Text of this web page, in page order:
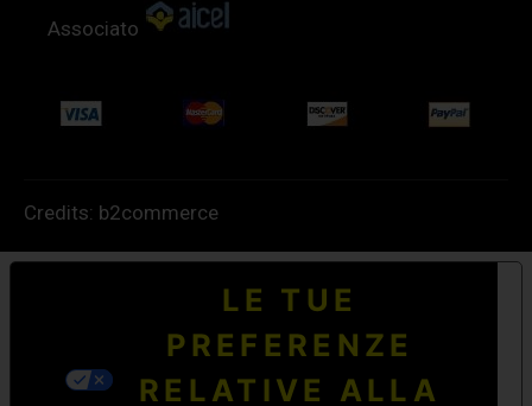
Associato
Credits: b2commerce
LE TUE
PREFERENZE
RELATIVE ALLA